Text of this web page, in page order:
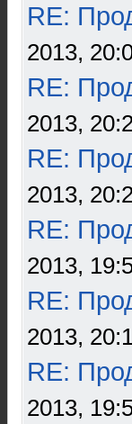
RE:
2013,
RE:
2013,
RE:
2013,
RE:
2013,
RE:
2013,
RE:
2013,